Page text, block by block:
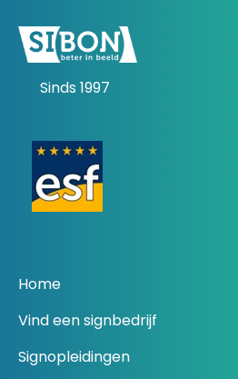
Sinds 1997
Home
Vind een signbedrijf
Signopleidingen